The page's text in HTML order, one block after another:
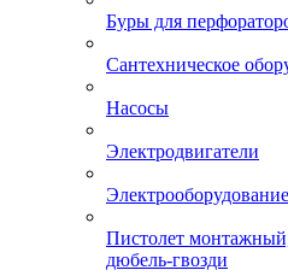
Буры для
Сантехническое
Насосы
Электродвигатели
Электрооборудование
Пистолет
дюбель-гвозди